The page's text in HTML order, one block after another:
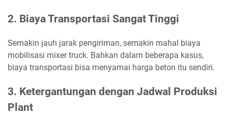
2. Biaya Transportasi Sangat Tinggi
Semakin jauh jarak pengiriman, semakin mahal biaya
mobilisasi mixer truck. Bahkan dalam beberapa kasus,
biaya transportasi bisa menyamai harga beton itu sendiri.
3. Ketergantungan dengan Jadwal Produksi
Plant